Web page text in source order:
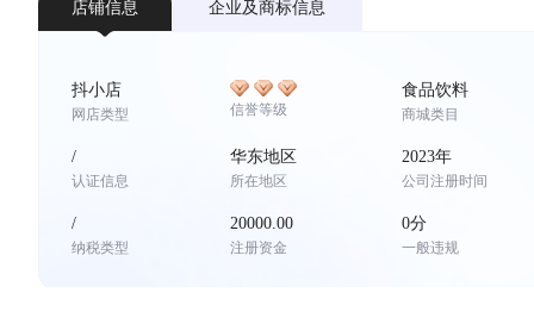
店铺信息 企业及商标信息
抖小店
网店类型 信誉等级
食品饮料
商城类目
/
认证信息
华东地区
所在地区
2023年
公司注册时间
/
纳税类型
20000.00
注册资金
0分
一般违规